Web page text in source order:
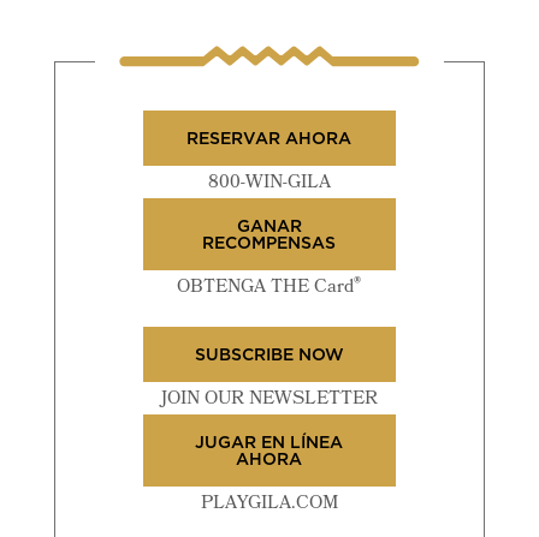
RESERVAR AHORA
800-WIN-GILA
GANAR
RECOMPENSAS
OBTENGA THE Card®
SUBSCRIBE NOW
JOIN OUR NEWSLETTER
JUGAR EN LÍNEA
AHORA
PLAYGILA.COM